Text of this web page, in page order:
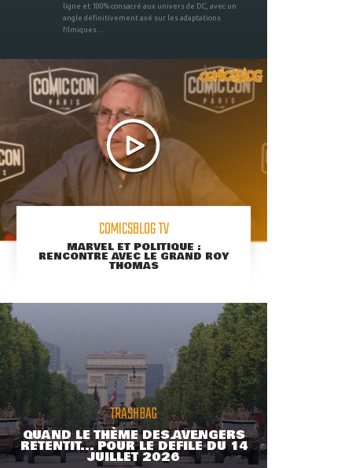
ligne et 100% consacré aux univers de DC, avec un
angle définitivement axé sur les adaptations
filmiques ...
COMICSBLOG TV
MARVEL ET POLITIQUE :
RENCONTRE AVEC LE GRAND ROY
THOMAS
TRASHBAG
QUAND LE THÈME DES AVENGERS
RETENTIT... POUR LE DÉFILÉ DU 14
JUILLET 2026